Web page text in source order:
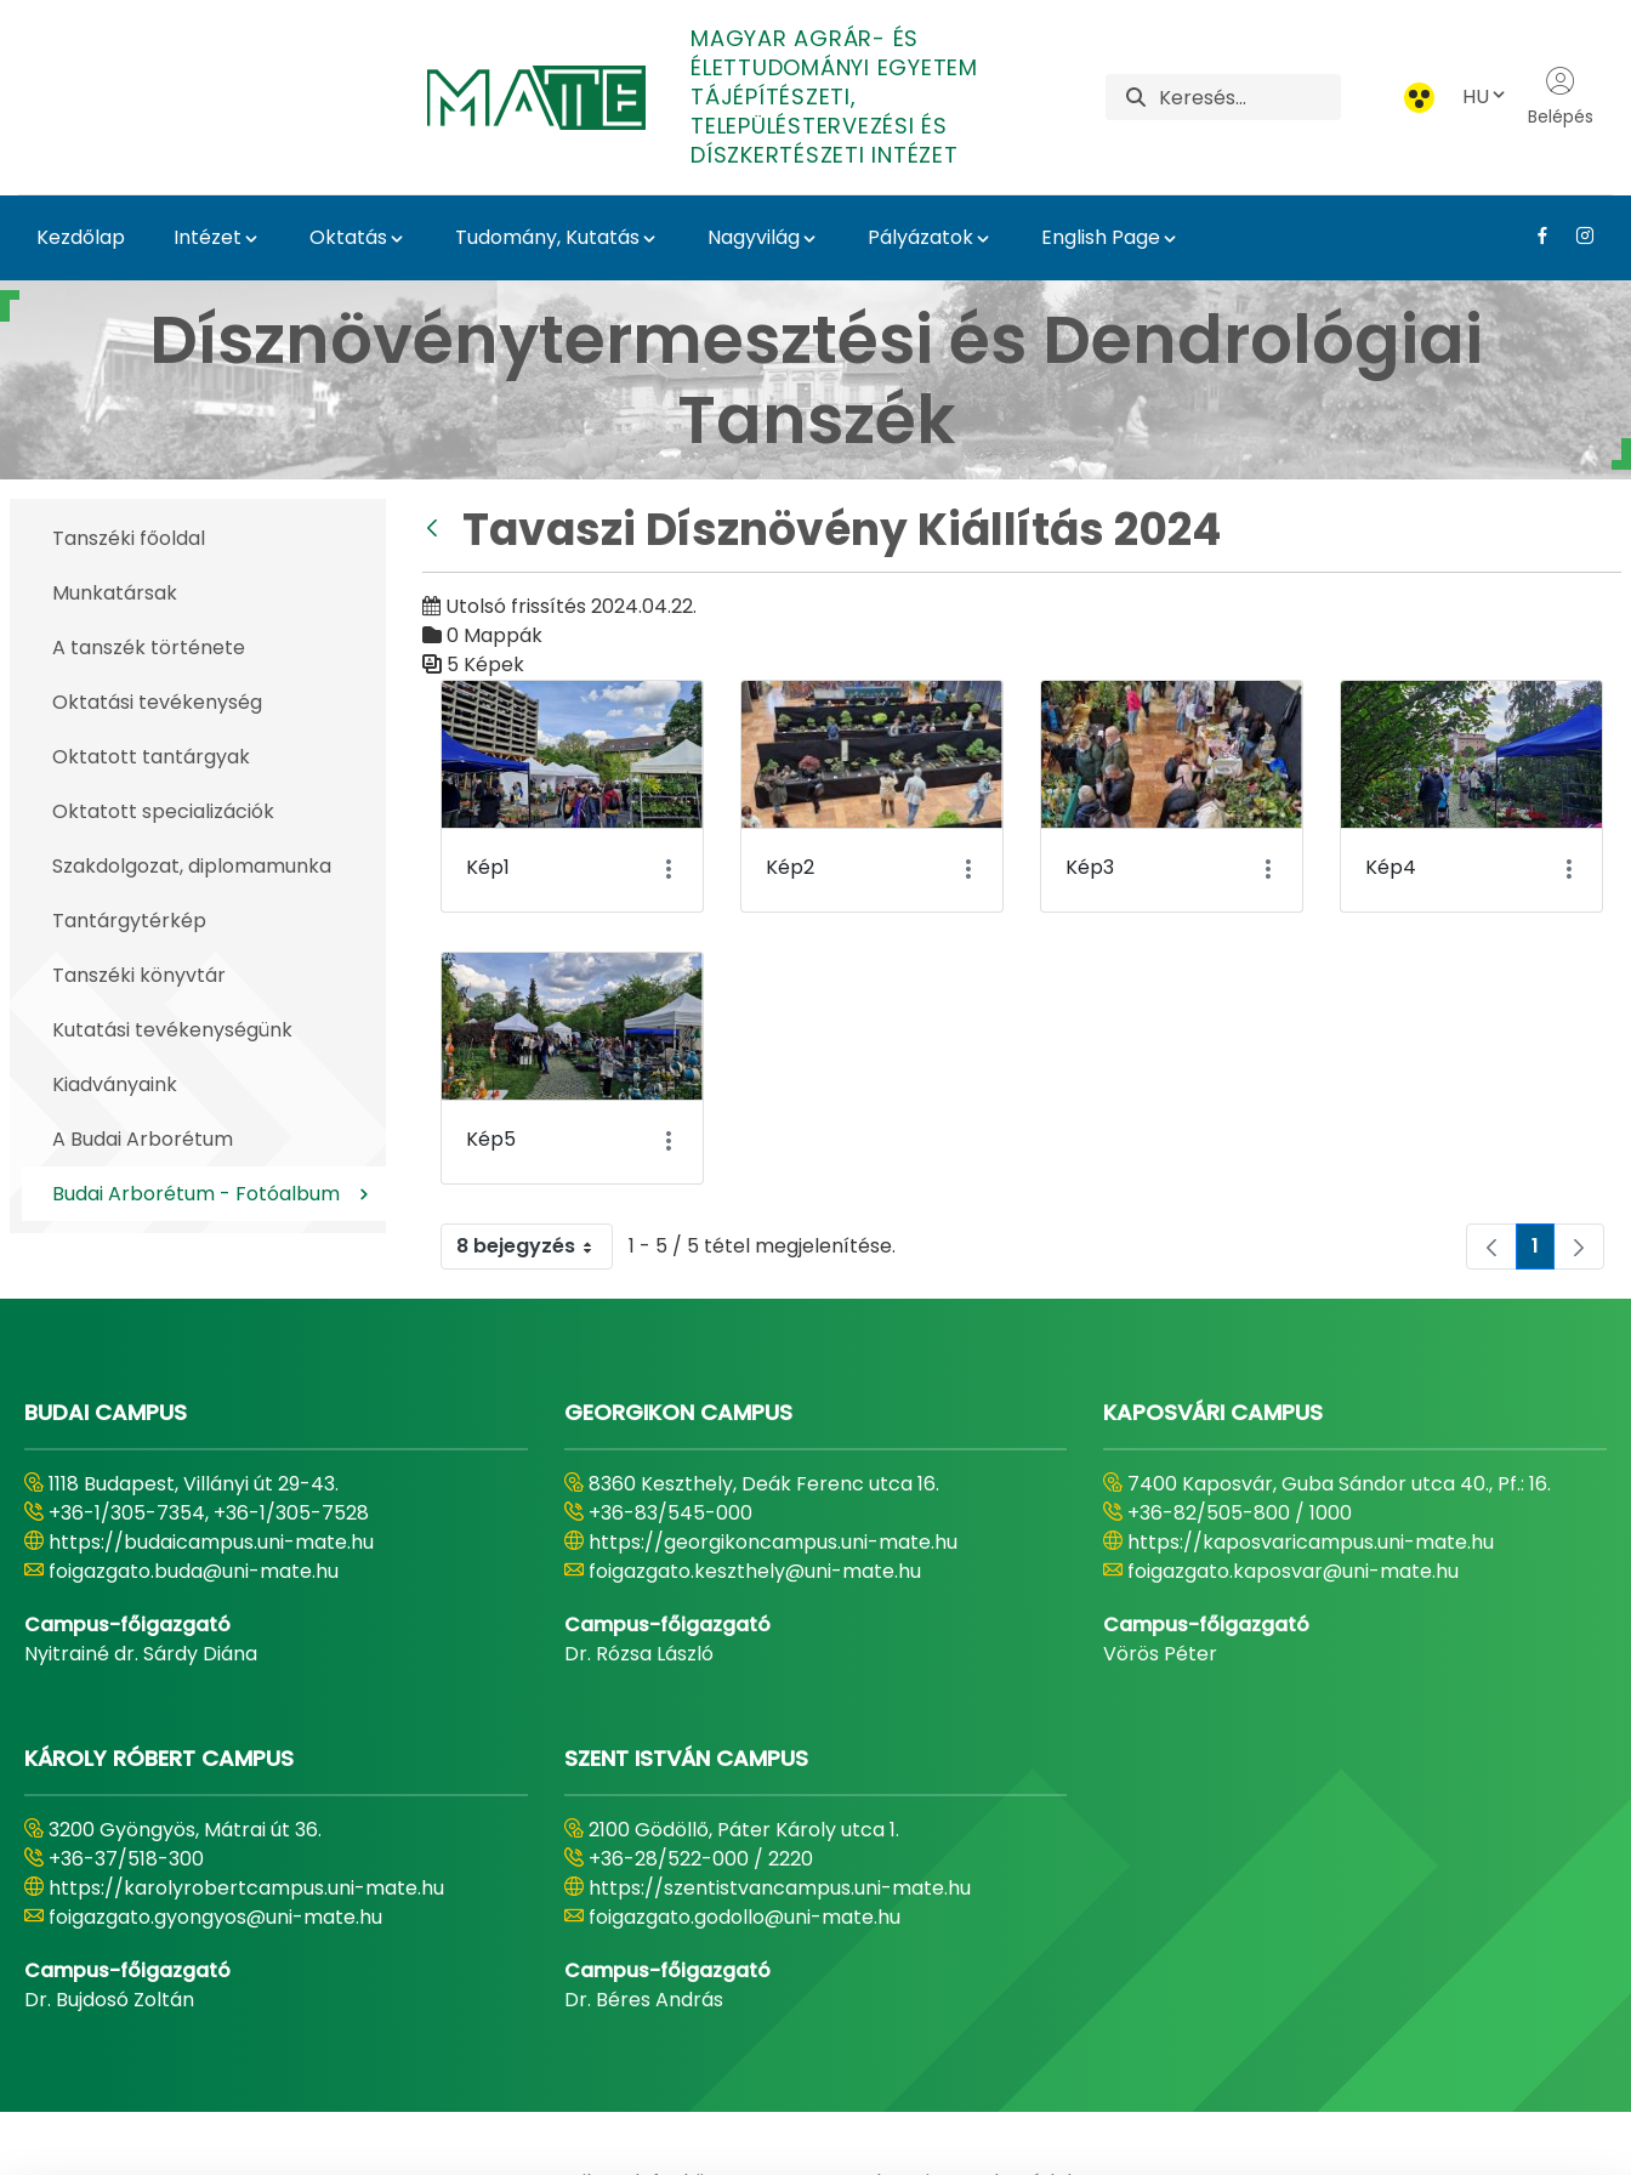
MAGYAR AGRÁR- ÉS
ÉLETTUDOMÁNYI EGYETEM
TÁJÉPÍTÉSZETI,
TELEPÜLÉSTERVEZÉSI ÉS
DÍSZKERTÉSZETI INTÉZET
HU
Belépés
Kezdőlap Intézet Oktatás Tudomány, Kutatás Nagyvilág Pályázatok English Page
Tavaszi Dísznövény Kiállítás 2024 - Budai Arborétum - Médiatár
Dísznövénytermesztési és Dendrológiai
Tanszék
Tanszéki főoldal
Munkatársak
A tanszék története
Oktatási tevékenység
Oktatott tantárgyak
Oktatott specializációk
Szakdolgozat, diplomamunka
Tantárgytérkép
Tanszéki könyvtár
Kutatási tevékenységünk
Kiadványaink
A Budai Arborétum
Budai Arborétum - Fotóalbum
Tavaszi Dísznövény Kiállítás 2024
Utolsó frissítés 2024.04.22.
0 Mappák
5 Képek
Médiatár
Kép1 Kép2 Kép3 Kép4
Kép5
8 bejegyzés 1 - 5 / 5 tétel megjelenítése. Oldal
1
BUDAI CAMPUS
1118 Budapest, Villányi út 29-43.
+36-1/305-7354, +36-1/305-7528
https://budaicampus.uni-mate.hu
foigazgato.buda@uni-mate.hu
Campus-főigazgató
Nyitrainé dr. Sárdy Diána
GEORGIKON CAMPUS
8360 Keszthely, Deák Ferenc utca 16.
+36-83/545-000
https://georgikoncampus.uni-mate.hu
foigazgato.keszthely@uni-mate.hu
Campus-főigazgató
Dr. Rózsa László
KAPOSVÁRI CAMPUS
7400 Kaposvár, Guba Sándor utca 40., Pf.: 16.
+36-82/505-800 / 1000
https://kaposvaricampus.uni-mate.hu
foigazgato.kaposvar@uni-mate.hu
Campus-főigazgató
Vörös Péter
KÁROLY RÓBERT CAMPUS
3200 Gyöngyös, Mátrai út 36.
+36-37/518-300
https://karolyrobertcampus.uni-mate.hu
foigazgato.gyongyos@uni-mate.hu
Campus-főigazgató
Dr. Bujdosó Zoltán
SZENT ISTVÁN CAMPUS
2100 Gödöllő, Páter Károly utca 1.
+36-28/522-000 / 2220
https://szentistvancampus.uni-mate.hu
foigazgato.godollo@uni-mate.hu
Campus-főigazgató
Dr. Béres András